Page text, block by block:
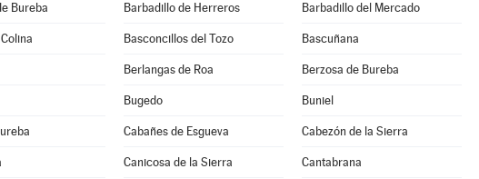
Bureba Barbadillo de Herreros Barbadillo del Mercado
Basconcillos del Tozo Bascuñana
Berlangas de Roa Berzosa de Bureba
Bugedo Buniel
Cabañes de Esgueva Cabezón de la Sierra
Canicosa de la Sierra Cantabrana